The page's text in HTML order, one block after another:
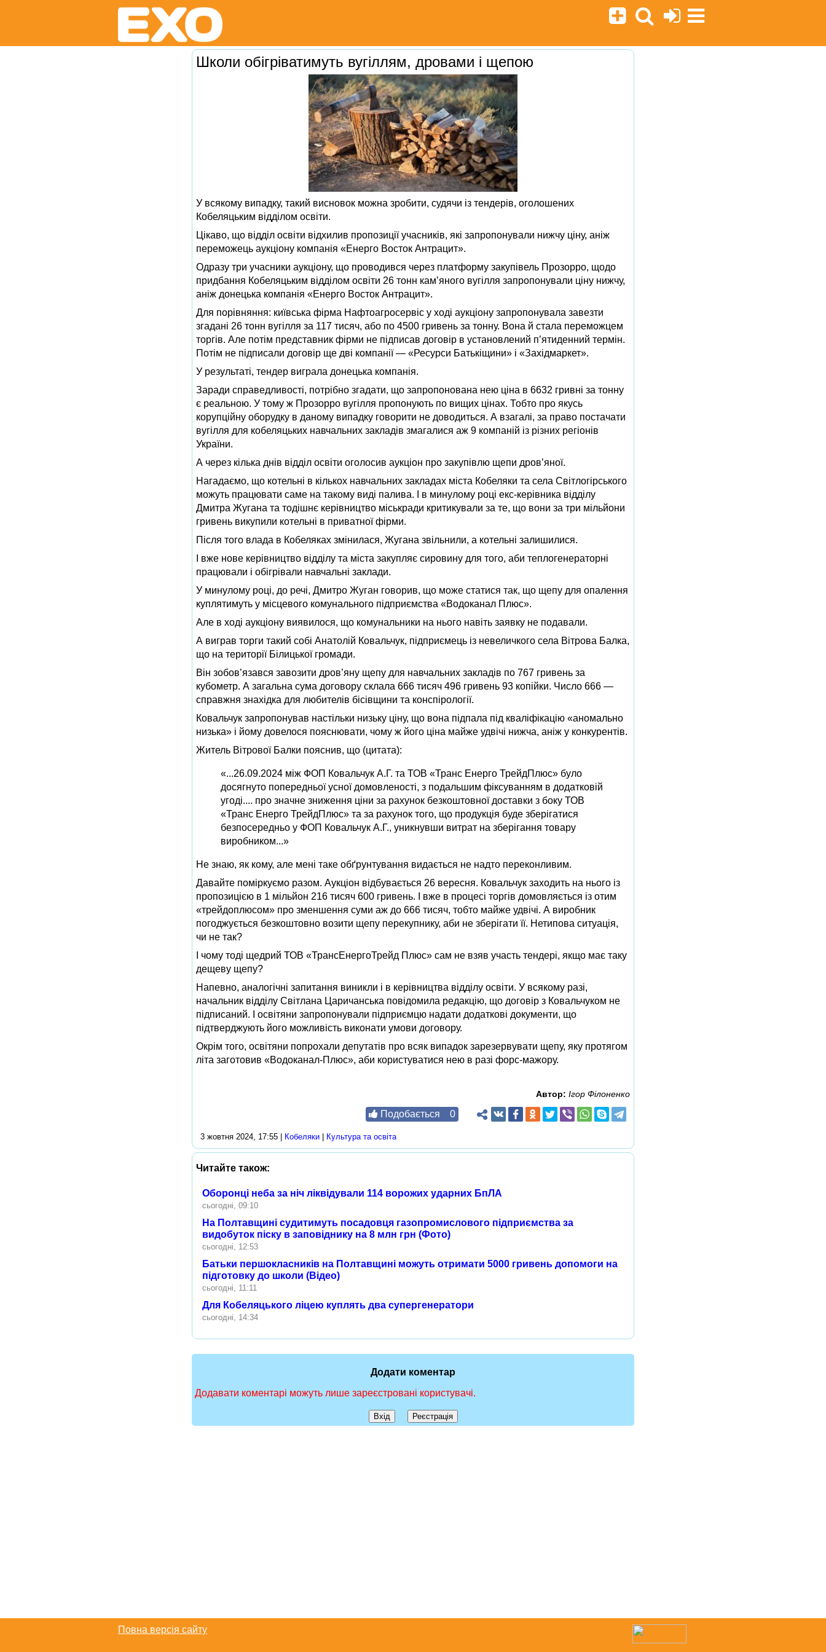
Школи обігріватимуть вугіллям, дровами і щепою
У всякому випадку, такий висновок можна зробити, судячи із тендерів, оголошених
Кобеляцьким відділом освіти.
Цікаво, що відділ освіти відхилив пропозиції учасників, які запропонували нижчу ціну, аніж
переможець аукціону компанія «Енерго Восток Антрацит».
Одразу три учасники аукціону, що проводився через платформу закупівель Прозорро, щодо
придбання Кобеляцьким відділом освіти 26 тонн кам’яного вугілля запропонували ціну нижчу,
аніж донецька компанія «Енерго Восток Антрацит».
Для порівняння: київська фірма Нафтоагросервіс у ході аукціону запропонувала завезти
згадані 26 тонн вугілля за 117 тисяч, або по 4500 гривень за тонну. Вона й стала переможцем
торгів. Але потім представник фірми не підписав договір в установлений п’ятиденний термін.
Потім не підписали договір ще дві компанії — «Ресурси Батькіщини» і «Західмаркет».
У результаті, тендер виграла донецька компанія.
Заради справедливості, потрібно згадати, що запропонована нею ціна в 6632 гривні за тонну
є реальною. У тому ж Прозорро вугілля пропонують по вищих цінах. Тобто про якусь
корупційну оборудку в даному випадку говорити не доводиться. А взагалі, за право постачати
вугілля для кобеляцьких навчальних закладів змагалися аж 9 компаній із різних регіонів
України.
А через кілька днів відділ освіти оголосив аукціон про закупівлю щепи дров’яної.
Нагадаємо, що котельні в кількох навчальних закладах міста Кобеляки та села Світлогірського
можуть працювати саме на такому виді палива. І в минулому році екс-керівника відділу
Дмитра Жугана та тодішнє керівництво міськради критикували за те, що вони за три мільйони
гривень викупили котельні в приватної фірми.
Після того влада в Кобеляках змінилася, Жугана звільнили, а котельні залишилися.
І вже нове керівництво відділу та міста закупляє сировину для того, аби теплогенераторні
працювали і обігрівали навчальні заклади.
У минулому році, до речі, Дмитро Жуган говорив, що може статися так, що щепу для опалення
куплятимуть у місцевого комунального підприємства «Водоканал Плюс».
Але в ході аукціону виявилося, що комунальники на нього навіть заявку не подавали.
А виграв торги такий собі Анатолій Ковальчук, підприємець із невеличкого села Вітрова Балка,
що на території Білицької громади.
Він зобов’язався завозити дров’яну щепу для навчальних закладів по 767 гривень за
кубометр. А загальна сума договору склала 666 тисяч 496 гривень 93 копійки. Число 666 —
справжня знахідка для любителів бісівщини та конспірології.
Ковальчук запропонував настільки низьку ціну, що вона підпала під кваліфікацію «аномально
низька» і йому довелося пояснювати, чому ж його ціна майже удвічі нижча, аніж у конкурентів.
Житель Вітрової Балки пояснив, що (цитата):
«...26.09.2024 між ФОП Ковальчук А.Г. та ТОВ «Транс Енерго ТрейдПлюс» було
досягнуто попередньої усної домовленості, з подальшим фіксуванням в додатковій
угоді.... про значне зниження ціни за рахунок безкоштовної доставки з боку ТОВ
«Транс Енерго ТрейдПлюс» та за рахунок того, що продукція буде зберігатися
безпосередньо у ФОП Ковальчук А.Г., уникнувши витрат на зберігання товару
виробником...»
Не знаю, як кому, але мені таке обґрунтування видається не надто переконливим.
Давайте поміркуємо разом. Аукціон відбувається 26 вересня. Ковальчук заходить на нього із
пропозицією в 1 мільйон 216 тисяч 600 гривень. І вже в процесі торгів домовляється із отим
«трейдоплюсом» про зменшення суми аж до 666 тисяч, тобто майже удвічі. А виробник
погоджується безкоштовно возити щепу перекупнику, аби не зберігати її. Нетипова ситуація,
чи не так?
І чому тоді щедрий ТОВ «ТрансЕнергоТрейд Плюс» сам не взяв участь тендері, якщо має таку
дещеву щепу?
Напевно, аналогічні запитання виникли і в керівництва відділу освіти. У всякому разі,
начальник відділу Світлана Царичанська повідомила редакцію, що договір з Ковальчуком не
підписаний. І освітяни запропонували підприємцю надати додаткові документи, що
підтверджують його можливість виконати умови договору.
Окрім того, освітяни попрохали депутатів про всяк випадок зарезервувати щепу, яку протягом
літа заготовив «Водоканал-Плюс», аби користуватися нею в разі форс-мажору.
Автор: Ігор Філоненко
Подобається 0
3 жовтня 2024, 17:55 | Кобеляки Культура та освіта
Читайте також:
Оборонці неба за ніч ліквідували 114 ворожих ударних БпЛА
сьогодні, 09:10
На Полтавщині судитимуть посадовця газопромислового підприємства за
видобуток піску в заповіднику на 8 млн грн (Фото)
сьогодні, 12:53
Батьки першокласників на Полтавщині можуть отримати 5000 гривень допомоги на
підготовку до школи (Відео)
сьогодні, 11:11
Для Кобеляцького ліцею куплять два супергенератори
сьогодні, 14:34
Додати коментар
Додавати коментарі можуть лише зареєстровані користувачі.
Вхід Реєстрація
Повна версія сайту